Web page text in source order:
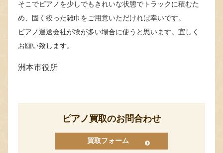
そこでピアノを少しでもきれいな状態でトラックに積むた
め、固く絞った雑巾をご用意いただければ幸いです。
ピアノ運送会社が埃が多い場合に使うと思います。宜しく
お願い致します。
洲本市役所
ピアノ買取のお問合わせ
買取フォーム